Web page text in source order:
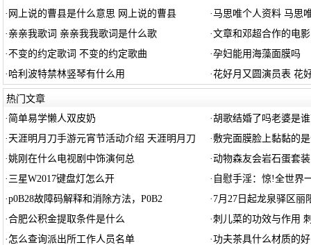
· 网上说的曹县是什么意思 网上说的曹县 ·马思唯个人资料 马思
· 亲亲我歌词 亲亲我我歌词是什么歌 ·文章和邓超合作的电
·不变的约定歌词 不变的约定歌曲 ·孕妇能用海藻面膜吗
· 哈利波特禁林竖琴有什么用 ·花好月又圆演员表 花
热门文章
·简单易学懒人双皮奶 ·胡歌结婚了吗老婆是
· 天涯明月刀手游元宵节活动介绍 天涯明月刀 ·敷完面膜脸上黏黏的
·姚刚在什么电视剧中饰演何总 ·动物森友会岩石蛋套
· 三星W2017键盘灯怎么开 · 自慰手淫：惊!全世界
·p0B28故障码解释和消除方法，P0B2 · 7月27日起龙泉驿区丽
·合肥公积金提取条件是什么 ·刺儿菜的功效与作用
· 怎么查询派出所工作人员名单 ·功夫茶具什么材质的